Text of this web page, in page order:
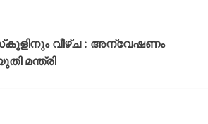
വീഴ്ച : അന്വേഷണം
മന്ത്രി